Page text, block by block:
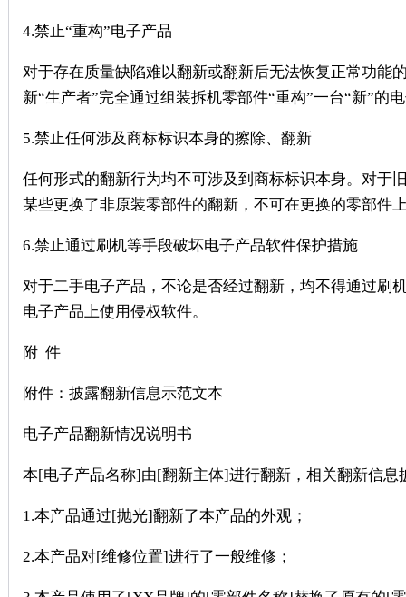
4.禁止“重构”电子产品
对于存在质量缺陷难以翻新或翻新后无法恢复正常功能
新“生产者”完全通过组装拆机零部件“重构”一台“新”的
5.禁止任何涉及商标标识本身的擦除、翻新
任何形式的翻新行为均不可涉及到商标标识本身。对于
某些更换了非原装零部件的翻新，不可在更换的零部件
6.禁止通过刷机等手段破坏电子产品软件保护措施
对于二手电子产品，不论是否经过翻新，均不得通过刷
电子产品上使用侵权软件。
附 件
附件：披露翻新信息示范文本
电子产品翻新情况说明书
本[电子产品名称]由[翻新主体]进行翻新，相关翻新信息
1.本产品通过[抛光]翻新了本产品的外观；
2.本产品对[维修位置]进行了一般维修；